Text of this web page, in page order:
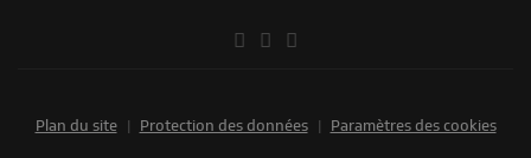
Plan du site | Protection des données | Paramètres des cookies